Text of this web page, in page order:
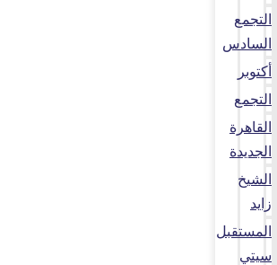
التجمع
السادس
أكتوبر
التجمع
القاهرة
الجديدة
الشيخ
زايد
المستقبل
سيتي